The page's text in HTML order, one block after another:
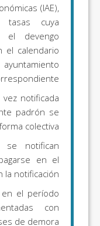
(IAE),
tasas cuya
el devengo
el calendario
notificada
padrón se
colectiva.
se notifican
en el
notificación.
el período
con
de demora.